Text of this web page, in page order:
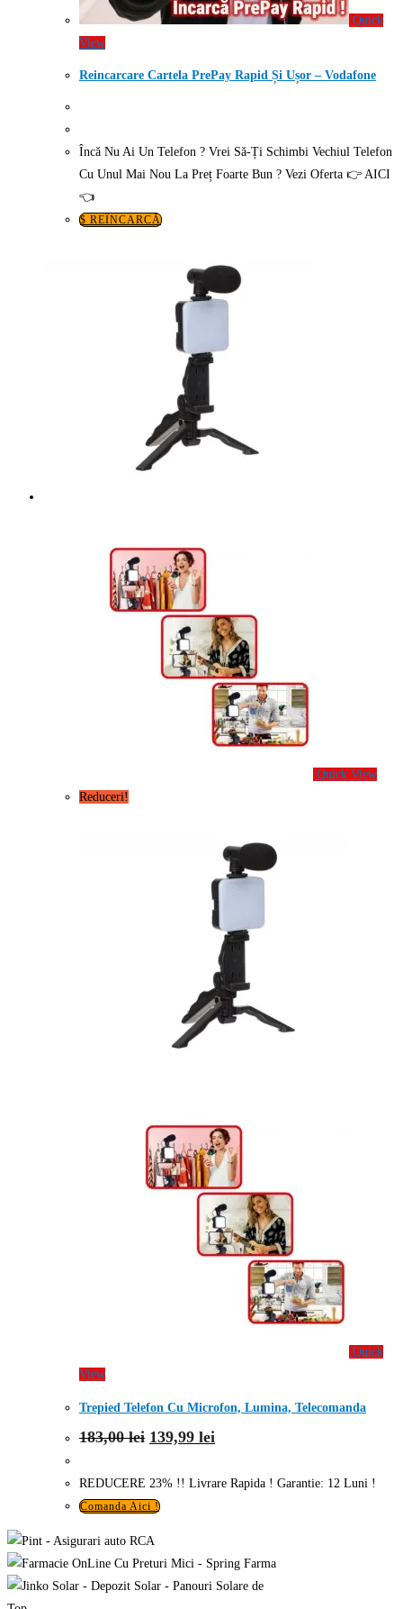
Quick
View
Reincarcare Cartela PrePay Rapid Și Ușor – Vodafone
Încă Nu Ai Un Telefon ? Vrei Să-Ți Schimbi Vechiul Telefon
Cu Unul Mai Nou La Preț Foarte Bun ? Vezi Oferta 👉 AICI
👈
$ REÎNCARCĂ
Quick View
Reduceri!
Quick
View
Trepied Telefon Cu Microfon, Lumina, Telecomanda
183,00lei Prețul
inițial
fost:
183,00 lei.
139,99 lei
139,99 lei.
REDUCERE 23% !! Livrare Rapida ! Garantie: 12 Luni !
Comanda Aici !